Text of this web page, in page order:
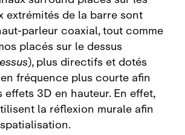
extrémités de la barre sont
coaxial, tout comme
placés sur le dessus
), plus directifs et dotés
fréquence plus courte afin
3D en hauteur. En effet,
la réflexion murale afin